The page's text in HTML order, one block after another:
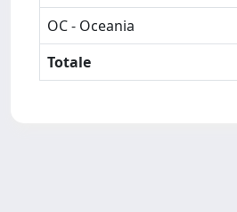
OC - Oceania
Totale